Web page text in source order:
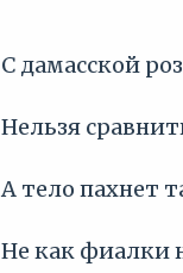
С дамасской
Нельзя
А тело пахнет
Не как фиалки